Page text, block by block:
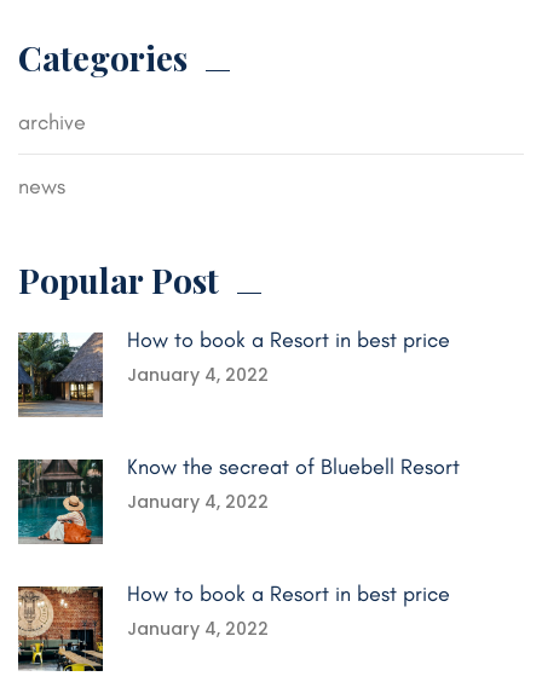
Categories
archive
news
Popular Post
How to book a Resort in best price
January 4, 2022
Know the secreat of Bluebell Resort
January 4, 2022
How to book a Resort in best price
January 4, 2022